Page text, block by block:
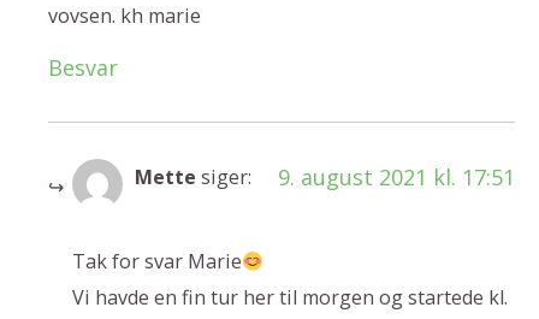
vovsen. kh marie
Besvar
Mette siger: 9. august 2021 kl. 17:51
Tak for svar Marie
Vi havde en fin tur her til morgen og startede kl.